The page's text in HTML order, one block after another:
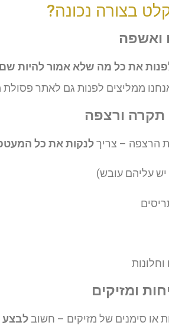
בצורה נכונה?
ואשפה
את כל מה שלא אמור להיות שם
אנחנו ממליצים לפנות גם לאתר
תקרה ורצפה
הרצפה – צריךלנקות את כל
יש עליהם עובש)
ומזיקים
או סימנים של מזיקים – חשוב לבצע